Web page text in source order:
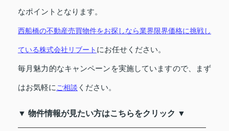
なポイントとなります。
西船橋の不動産売買物件をお探しなら業界限界価格に挑戦し
ている株式会社リブート にお任せください。
毎月魅力的なキャンペーンを実施していますので、まず
はお気軽に ご相談 ください。
▼ 物件情報が見たい方はこちらをクリック ▼